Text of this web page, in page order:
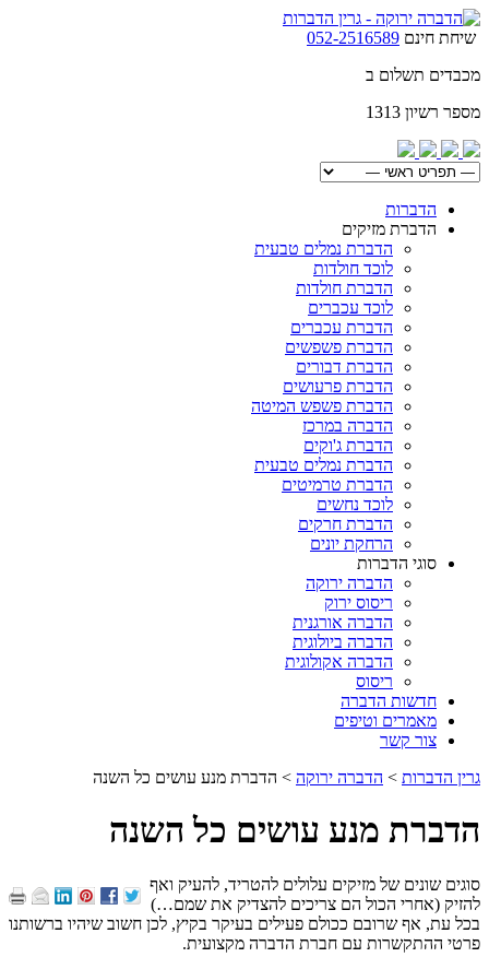
שיחת חינם 052-2516589
מכבדים תשלום ב
מספר רשיון 1313
הדברות
הדברת מזיקים
הדברת נמלים טבעית
לוכד חולדות
הדברת חולדות
לוכד עכברים
הדברת עכברים
הדברת פשפשים
הדברת דבורים
הדברת פרעושים
הדברת פשפש המיטה
הדברה במרכז
הדברת ג'וקים
הדברת נמלים טבעית
הדברת טרמיטים
לוכד נחשים
הדברת חרקים
הרחקת יונים
סוגי הדברות
הדברה ירוקה
ריסוס ירוק
הדברה אורגנית
הדברה ביולוגית
הדברה אקולוגית
ריסוס
חדשות הדברה
מאמרים וטיפים
צור קשר
גרין הדברות > הדברה ירוקה > הדברת מנע עושים כל השנה
הדברת מנע עושים כל השנה
סוגים שונים של מזיקים עלולים להטריד, להעיק ואף
להזיק (אחרי הכול הם צריכים להצדיק את שמם…)
בכל עת, אף שרובם ככולם פעילים בעיקר בקיץ, לכן חשוב שיהיו ברשותנו
פרטי ההתקשרות עם חברת הדברה מקצועית.